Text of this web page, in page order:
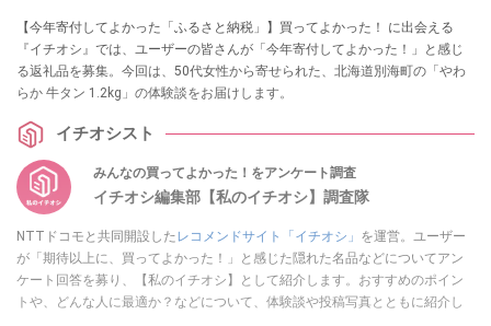
【今年寄付してよかった「ふるさと納税」】買ってよかった！ に出会える
『イチオシ』では、ユーザーの皆さんが「今年寄付してよかった！」と感じ
る返礼品を募集。今回は、50代女性から寄せられた、北海道別海町の「やわ
らか 牛タン 1.2kg」の体験談をお届けします。
イチオシスト
みんなの買ってよかった！をアンケート調査
イチオシ編集部【私のイチオシ】調査隊
NTTドコモと共同開設した レコメンドサイト「イチオシ」 を運営。ユーザー
が「期待以上に、買ってよかった！」と感じた隠れた名品などについてアン
ケート回答を募り、【私のイチオシ】として紹介します。おすすめのポイン
トや、どんな人に最適か？などについて、体験談や投稿写真とともに紹介し